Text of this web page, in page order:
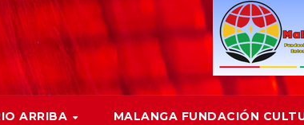
ARRIBA MALANGA FUNDACIÓN